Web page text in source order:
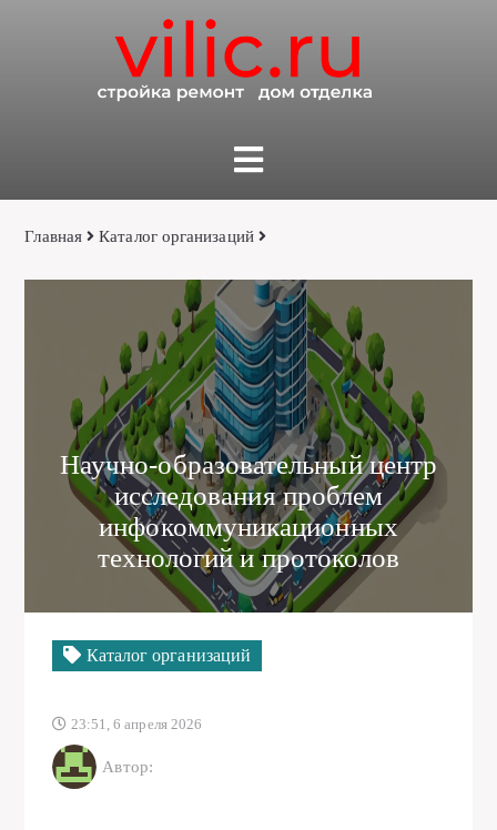
Главная Каталог организаций
Научно-образовательный центр
исследования проблем
инфокоммуникационных
технологий и протоколов
Каталог организаций
23:51, 6 апреля 2026
Автор: